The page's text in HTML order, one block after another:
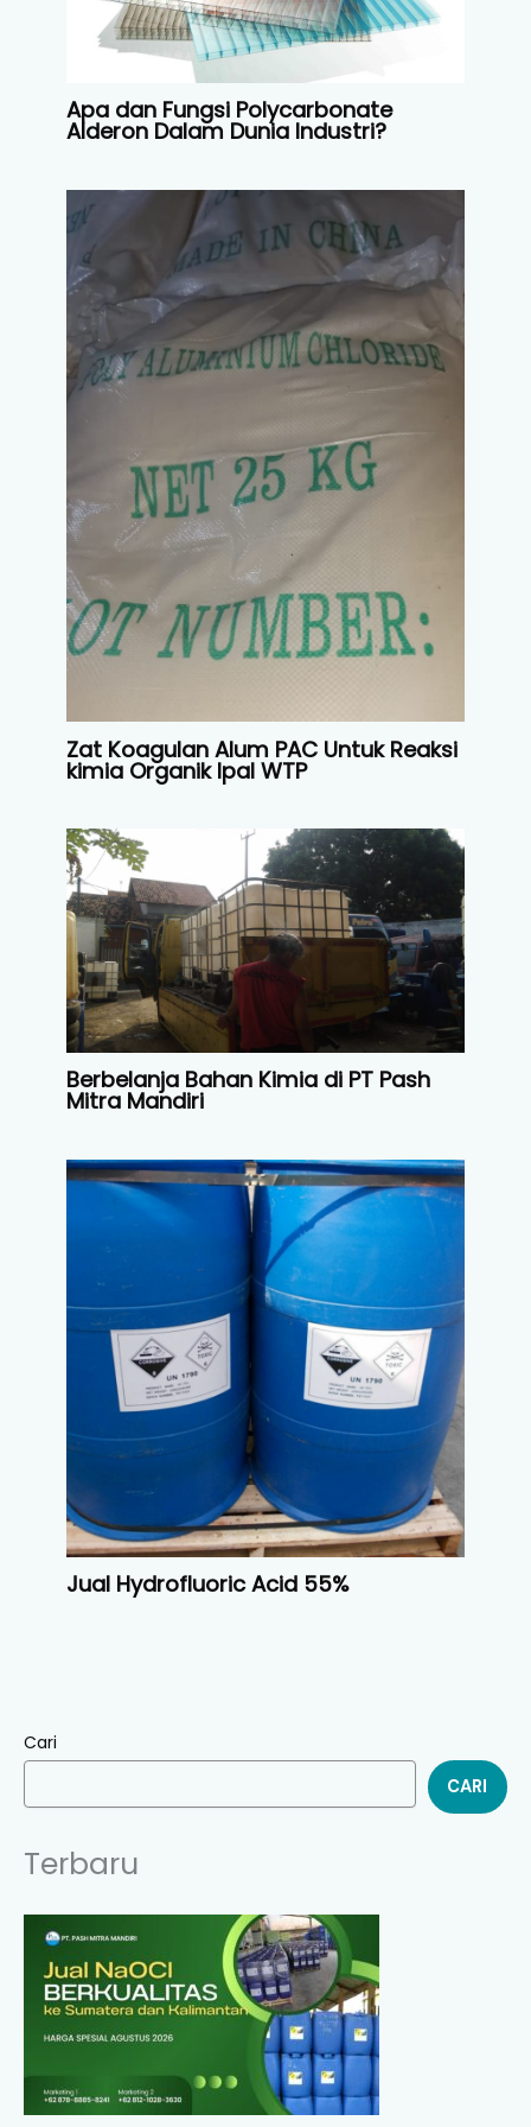
Apa dan Fungsi Polycarbonate
Alderon Dalam Dunia Industri?
Zat Koagulan Alum PAC Untuk Reaksi
kimia Organik Ipal WTP
Berbelanja Bahan Kimia di PT Pash
Mitra Mandiri
Jual Hydrofluoric Acid 55%
Cari
CARI
Terbaru